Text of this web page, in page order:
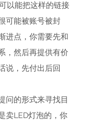
以能把这样的链接
可能被账号被封
进点，你需要先和
，然后再提供有价
说，先付出后回
问的形式来寻找目
卖LED灯泡的，你